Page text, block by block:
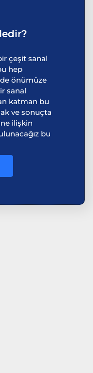
çeşit sanal
hep
önümüze
sanal
katman bu
ve sonuçta
ilişkin
bu